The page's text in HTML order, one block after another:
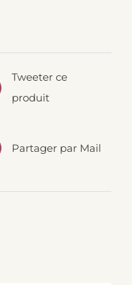
Tweeter ce
produit
Partager par Mail